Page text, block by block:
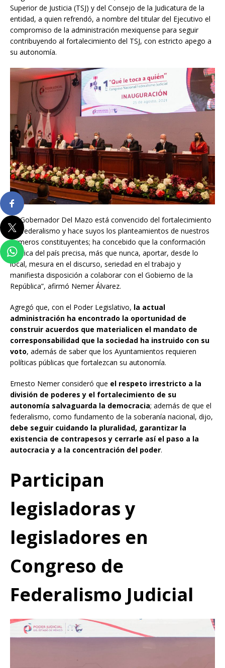
Superior de Justicia (TSJ) y del Consejo de la Judicatura de la
entidad, a quien refrendó, a nombre del titular del Ejecutivo el
compromiso de la administración mexiquense para seguir
contribuyendo al fortalecimiento del TSJ, con estricto apego a
su autonomía.
“El Gobernador Del Mazo está convencido del fortalecimiento
del federalismo y hace suyos los planteamientos de nuestros
primeros constituyentes; ha concebido que la conformación
política del país precisa, más que nunca, aportar, desde lo
local, mesura en el discurso, seriedad en el trabajo y
manifiesta disposición a colaborar con el Gobierno de la
República”, afirmó Nemer Álvarez.
Agregó que, con el Poder Legislativo, la actual
administración ha encontrado la oportunidad de
construir acuerdos que materialicen el mandato de
corresponsabilidad que la sociedad ha instruido con su
voto, además de saber que los Ayuntamientos requieren
políticas públicas que fortalezcan su autonomía.
Ernesto Nemer consideró que el respeto irrestricto a la
división de poderes y el fortalecimiento de su
autonomía salvaguarda la democracia; además de que el
federalismo, como fundamento de la soberanía nacional, dijo,
debe seguir cuidando la pluralidad, garantizar la
existencia de contrapesos y cerrarle así el paso a la
autocracia y a la concentración del poder.
Participan
legisladoras y
legisladores en
Congreso de
Federalismo Judicial